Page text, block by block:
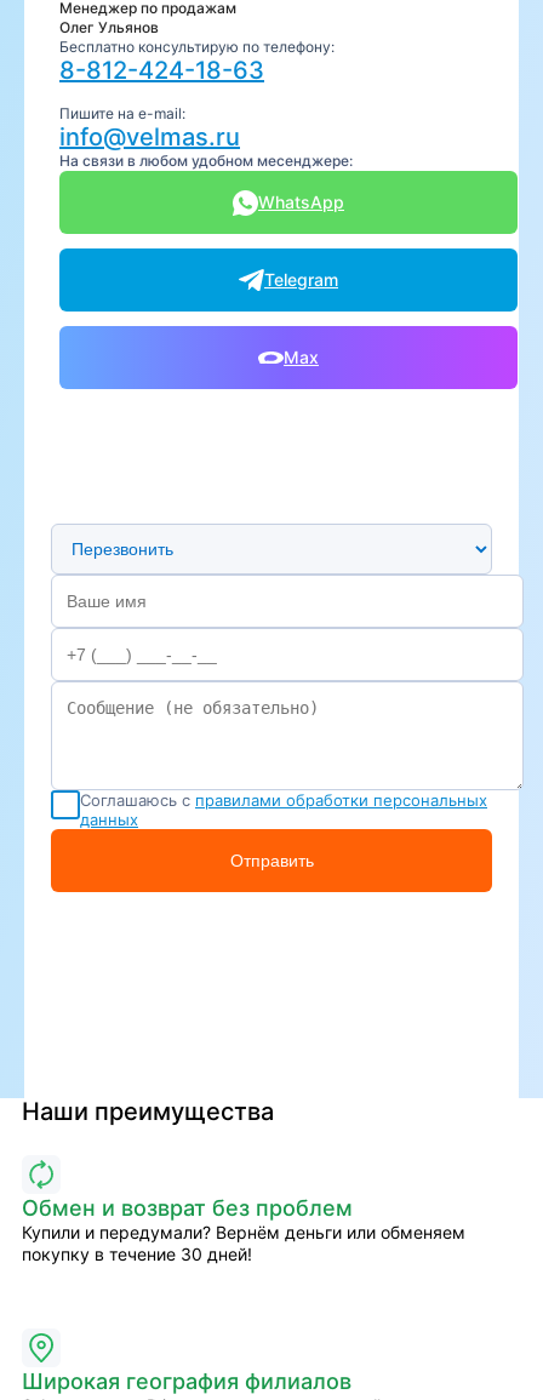
Менеджер по продажам
Олег Ульянов
Бесплатно консультирую по телефону:
8-812-424-18-63
Пишите на e-mail:
info@velmas.ru
На связи в любом удобном месенджере:
WhatsApp
Telegram
Max
Предпочтительный способ связи
Соглашаюсь с правилами обработки персональных
данных
Отправить
Наши преимущества
Обмен и возврат без проблем
Купили и передумали? Вернём деньги или обменяем
покупку в течение 30 дней!
Широкая география филиалов